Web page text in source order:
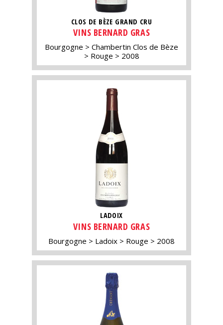
CLOS DE BÈZE GRAND CRU
VINS BERNARD GRAS
Bourgogne
Chambertin Clos de Bèze
Rouge
2008
LADOIX
VINS BERNARD GRAS
Bourgogne Ladoix Rouge 2008